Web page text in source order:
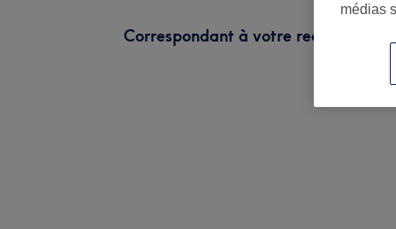
Correspondant à votre recherche
médias